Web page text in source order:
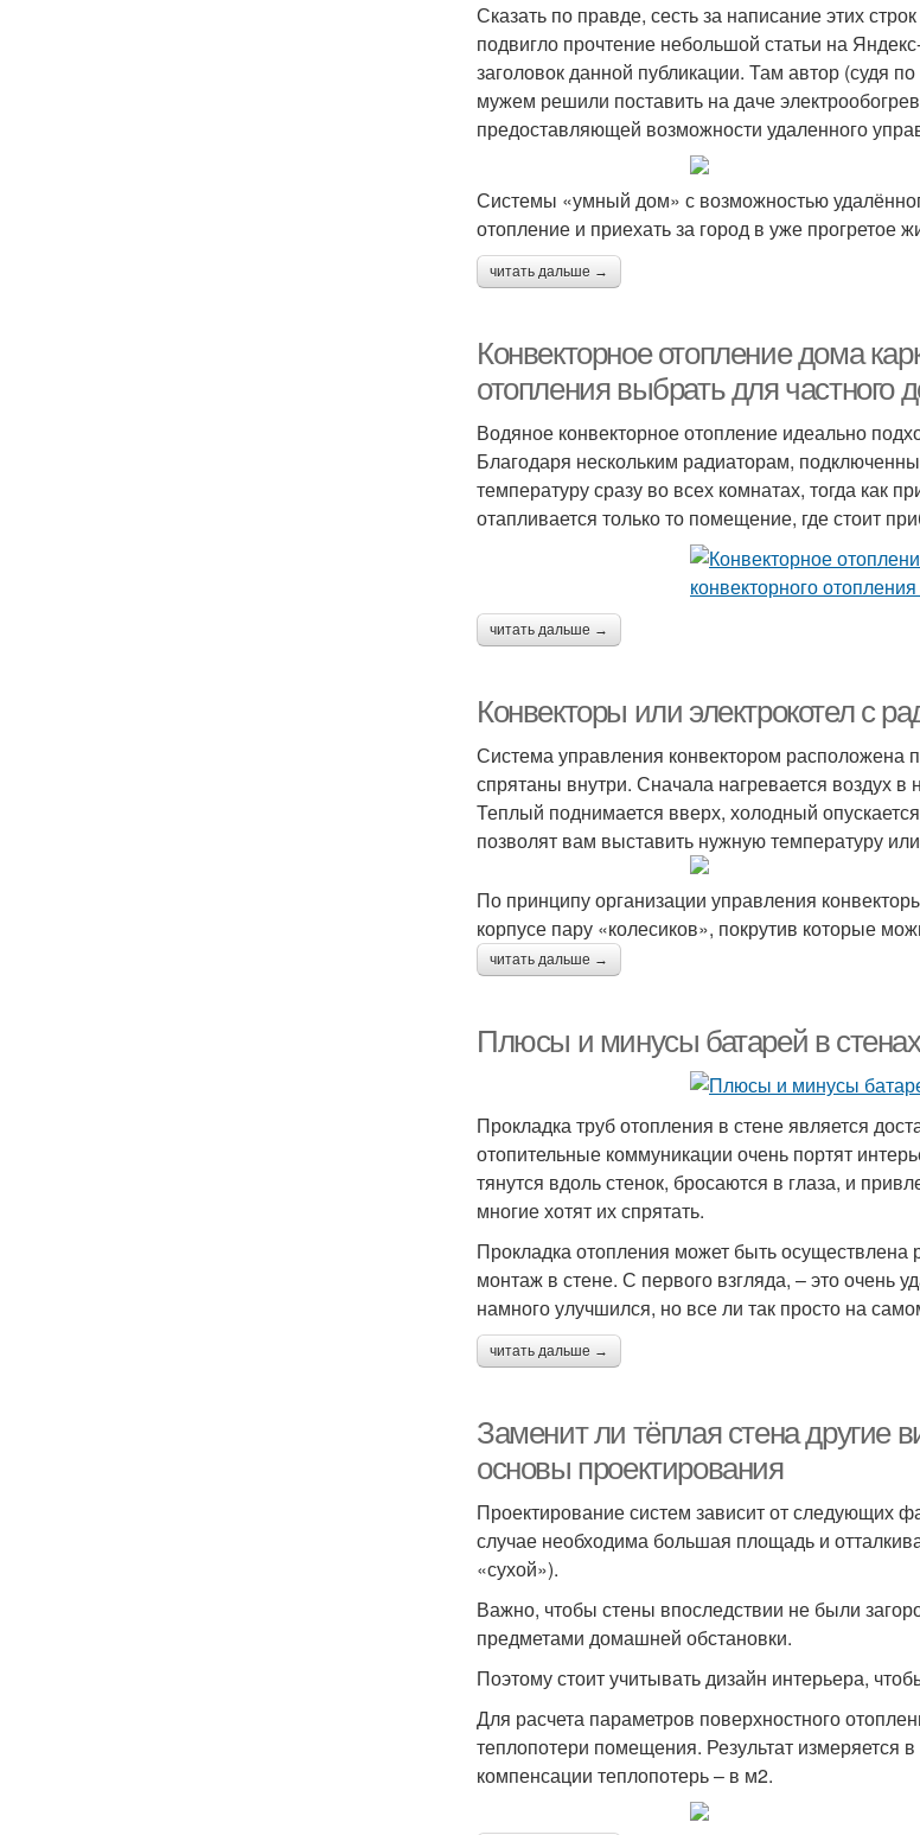
Сказать по правде, сесть за написание этих
подвигло прочтение небольшой статьи на
заголовок данной публикации. Там автор (судя
мужем решили поставить на даче
предоставляющей возможности удаленного
Системы «умный дом» с возможностью
отопление и приехать за город в уже прогретое
читать дальше →
Конвекторное отопление дома
отопления выбрать для частного
Водяное конвекторное отопление идеально
Благодаря нескольким радиаторам,
температуру сразу во всех комнатах, тогда как
отапливается только то помещение, где стоит
читать дальше →
Конвекторы или электрокотел с
Система управления конвектором расположена
спрятаны внутри. Сначала нагревается воздух в
Теплый поднимается вверх, холодный
позволят вам выставить нужную температуру
По принципу организации управления
корпусе пару «колесиков», покрутив которые
читать дальше →
Плюсы и минусы батарей в
Прокладка труб отопления в стене является
отопительные коммуникации очень портят
тянутся вдоль стенок, бросаются в глаза, и
многие хотят их спрятать.
Прокладка отопления может быть
монтаж в стене. С первого взгляда, – это очень
намного улучшился, но все ли так просто на
читать дальше →
Заменит ли тёплая стена другие
основы проектирования
Проектирование систем зависит от следующих
случае необходима большая площадь и
«сухой»).
Важно, чтобы стены впоследствии не были
предметами домашней обстановки.
Поэтому стоит учитывать дизайн интерьера,
Для расчета параметров поверхностного
теплопотери помещения. Результат измеряется
компенсации теплопотерь – в м2.